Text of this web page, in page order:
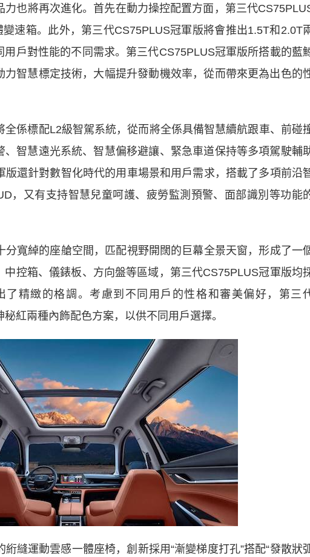
也將再次進化。首先在動力操控配置方面，第三代
速箱。此外，第三代CS75PLUS冠軍版將會推出1.5T和2.0T
戶對性能的不同需求。第三代CS75PLUS冠軍版所搭載的藍
智慧標定技術，大幅提升發動機效率，從而帶來更為出色的
係標配L2級智駕系統，從而將全係具備智慧續航跟車、前碰
智慧遠光系統、智慧偏移避讓、緊急車道保持等多項駕駛輔
還針對數智化時代的用車場景和用戶需求，搭載了多項前沿
，又有支持智慧兒童呵護、疲勞監測預警、面部識別等功能
寬綽的座艙空間，匹配視野開闊的巨幕全景天窗，形成了一
控箱、儀錶板、方向盤等區域，第三代CS75PLUS冠軍版均
了精緻的格調。考慮到不同用戶的性格和審美偏好，第三
紅兩種內飾配色方案，以供不同用戶選擇。
運動雲感一體座椅，創新採用“漸變梯度打孔”搭配“發散狀